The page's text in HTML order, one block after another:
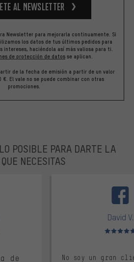
al newsletter
Newsletter para mejorarla continuamente. Si
los datos de tus últimos pedidos para
intereses, haciéndola así más valiosa para ti.
de protección de datos se aplican.
de la fecha de emisión a partir de un valor
€. El vale no se puede combinar con otras
promociones.
POSIBLE PARA DARTE LA
NECESITAS
5 de 5
de
David V.
Valoración
No soy un gran